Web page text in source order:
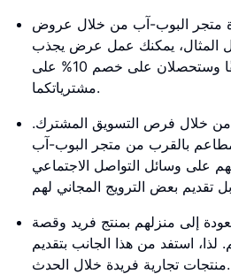
متجر البوب-آب من خلال عروض
المثال، يمكنك عمل عرض يجذب
الزبائن مثل: احضر صديقًا وستحصلان على خصم 10% على
مشترياتكما.
خلال فرص التسويق المشترك.
بالقرب من متجر البوب-آب
على وسائل التواصل الاجتماعي
إلى منزلهم بمنتج فريد وقصة
لذا، استفد من هذا الجانب بتقديم
منتجات تجارية فريدة خلال الحدث.